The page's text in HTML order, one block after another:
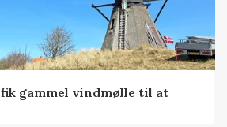
gammel vindmølle til at